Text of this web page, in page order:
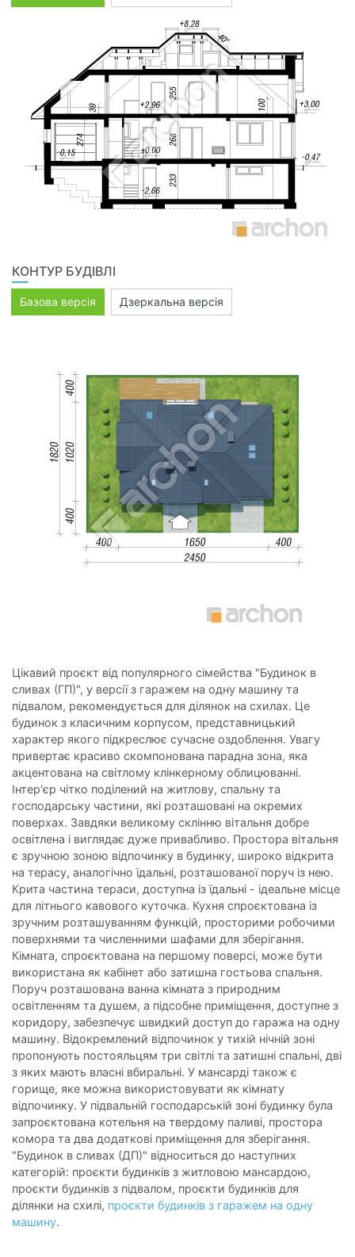
КОНТУР БУДІВЛІ
Базова версія Дзеркальна версія
Цікавий проєкт від популярного сімейства "Будинок в
сливах (ГП)", у версії з гаражем на одну машину та
підвалом, рекомендується для ділянок на схилах. Це
будинок з класичним корпусом, представницький
характер якого підкреслює сучасне оздоблення. Увагу
привертає красиво скомпонована парадна зона, яка
акцентована на світлому клінкерному облицюванні.
Інтер'єр чітко поділений на житлову, спальну та
господарську частини, які розташовані на окремих
поверхах. Завдяки великому склінню вітальня добре
освітлена і виглядає дуже привабливо. Простора вітальня
є зручною зоною відпочинку в будинку, широко відкрита
на терасу, аналогічно їдальні, розташованої поруч із нею.
Крита частина тераси, доступна із їдальні - ідеальне місце
для літнього кавового куточка. Кухня спроєктована із
зручним розташуванням функцій, просторими робочими
поверхнями та численними шафами для зберігання.
Кімната, спроєктована на першому поверсі, може бути
використана як кабінет або затишна гостьова спальня.
Поруч розташована ванна кімната з природним
освітленням та душем, а підсобне приміщення, доступне з
коридору, забезпечує швидкий доступ до гаража на одну
машину. Відокремлений відпочинок у тихій нічній зоні
пропонують постояльцям три світлі та затишні спальні, дві
з яких мають власні вбиральні. У мансарді також є
горище, яке можна використовувати як кімнату
відпочинку. У підвальній господарській зоні будинку була
запроєктована котельня на твердому паливі, простора
комора та два додаткові приміщення для зберігання.
"Будинок в сливах (ДП)" відноситься до наступних
категорій: проєкти будинків з житловою мансардою,
проєкти будинків з підвалом, проєкти будинків для
ділянки на схилі, проєкти будинків з гаражем на одну
машину.